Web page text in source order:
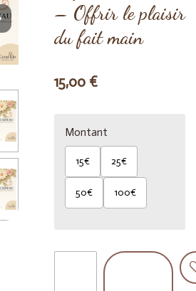
– Offrir le plaisir
du fait main
15,00 €
Montant
15€ 25€
50€ 100€